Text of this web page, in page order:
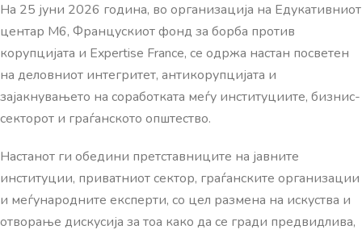
На 25 јуни 2026 година, во организација на Едукативниот
центар М6, Францускиот фонд за борба против
корупцијата и Expertise France, се одржа настан посветен
на деловниот интегритет, антикорупцијата и
зајакнувањето на соработката меѓу институциите, бизнис-
секторот и граѓанското општество.
Настанот ги обедини претставниците на јавните
институции, приватниот сектор, граѓанските организации
и меѓународните експерти, со цел размена на искуства и
отворање дискусија за тоа како да се гради предвидлива,